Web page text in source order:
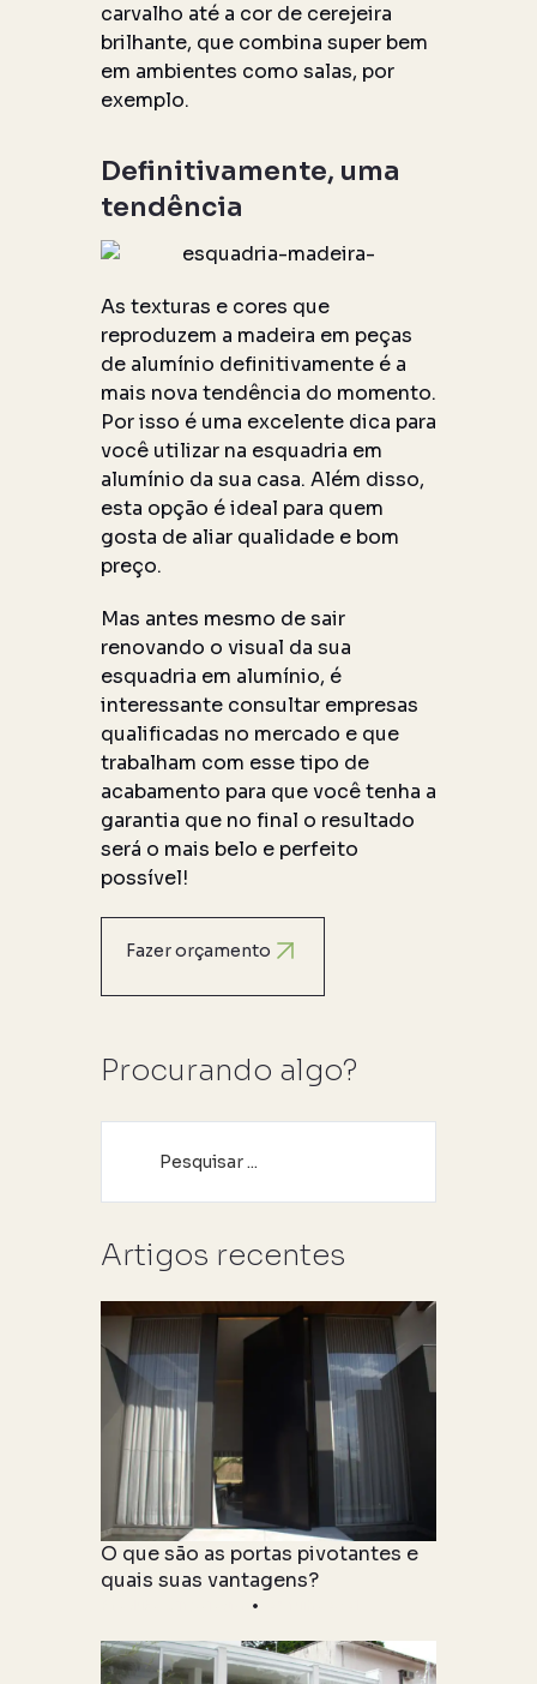
carvalho até a cor de cerejeira
brilhante, que combina super bem
em ambientes como salas, por
exemplo.
Definitivamente, uma
tendência
As texturas e cores que
reproduzem a madeira em peças
de alumínio definitivamente é a
mais nova tendência do momento.
Por isso é uma excelente dica para
você utilizar na esquadria em
alumínio da sua casa. Além disso,
esta opção é ideal para quem
gosta de aliar qualidade e bom
preço.
Mas antes mesmo de sair
renovando o visual da sua
esquadria em alumínio, é
interessante consultar empresas
qualificadas no mercado e que
trabalham com esse tipo de
acabamento para que você tenha a
garantia que no final o resultado
será o mais belo e perfeito
possível!
Fazer orçamento
Procurando algo?
Artigos recentes
O que são as portas pivotantes e
quais suas vantagens?